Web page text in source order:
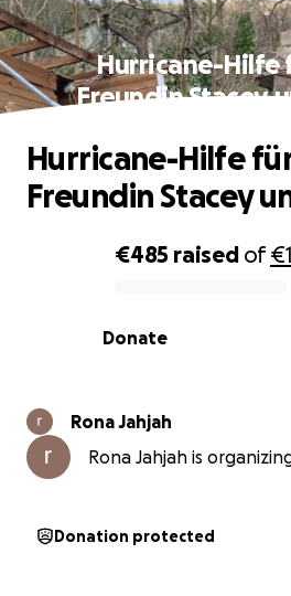
Hurricane-Hilfe
Freundin Stacey
0% complete
€485 raised of
Donate
Hurricane-Hilfe
Freundin Stacey
Rona Jahjah
Rona Jahjah is
Donation protected